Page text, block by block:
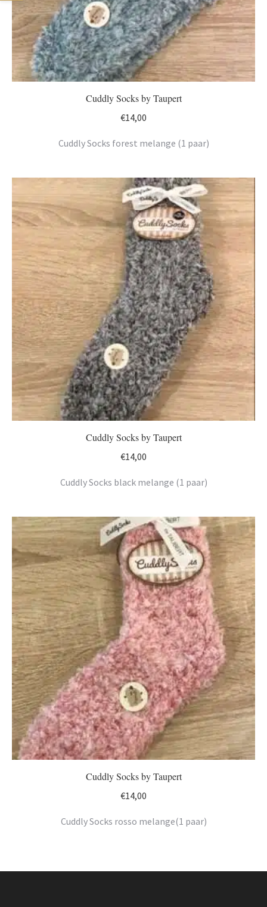
Cuddly Socks by Taupert
€14,00
Cuddly Socks forest melange (1 paar)
Cuddly Socks by Taupert
€14,00
Cuddly Socks black melange (1 paar)
Cuddly Socks by Taupert
€14,00
Cuddly Socks rosso melange(1 paar)